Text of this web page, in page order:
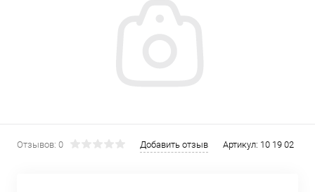
Отзывов: 0 Добавить отзыв Артикул: 10 19 02